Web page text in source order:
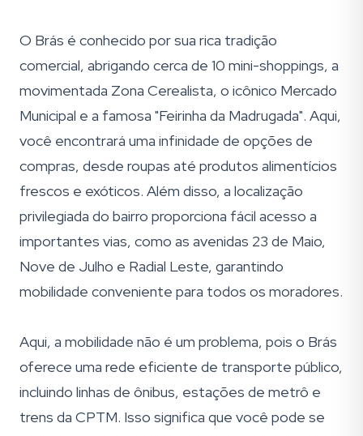
O Brás é conhecido por sua rica tradição
comercial, abrigando cerca de 10 mini-shoppings, a
movimentada Zona Cerealista, o icônico Mercado
Municipal e a famosa "Feirinha da Madrugada". Aqui,
você encontrará uma infinidade de opções de
compras, desde roupas até produtos alimentícios
frescos e exóticos. Além disso, a localização
privilegiada do bairro proporciona fácil acesso a
importantes vias, como as avenidas 23 de Maio,
Nove de Julho e Radial Leste, garantindo
mobilidade conveniente para todos os moradores.
Aqui, a mobilidade não é um problema, pois o Brás
oferece uma rede eficiente de transporte público,
incluindo linhas de ônibus, estações de metrô e
trens da CPTM. Isso significa que você pode se